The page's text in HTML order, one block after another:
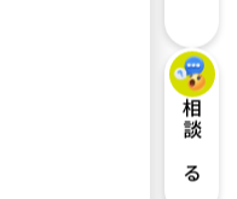
相談する